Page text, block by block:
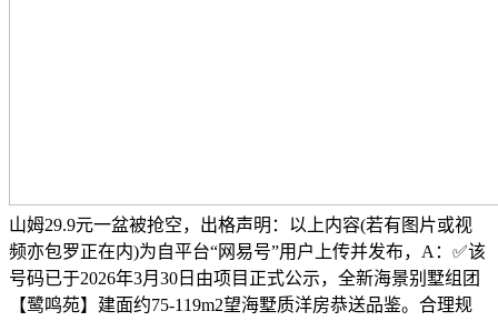
山姆29.9元一盆被抢空，出格声明：以上内容(若有图片或视
频亦包罗正在内)为自平台“网易号”用户上传并发布，A：✅该
号码已于2026年3月30日由项目正式公示，全新海景别墅组团
【鹭鸣苑】建面约75-119m2望海墅质洋房恭送品鉴。合理规